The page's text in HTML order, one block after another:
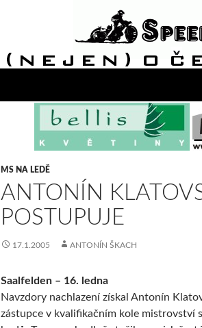
MS NA LEDĚ
ANTONÍN
POSTUPUJE
17.1.2005 ANTONÍN ŠKACH
Saalfelden – 16. ledna
Navzdory nachlazení získal Antonín
zástupce v kvalifikačním kole mistrovství